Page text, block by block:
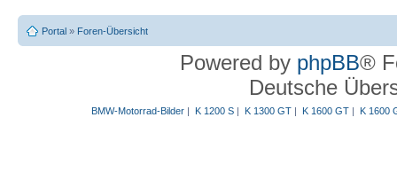
Portal » Foren-Übersicht
Powered by phpBB®
Deutsche
BMW-Motorrad-Bilder| K 1200 S| K 1300 GT| K 1600 GT| K 1600